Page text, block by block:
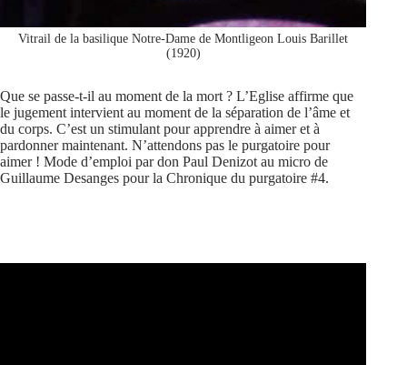
Vitrail de la basilique Notre-Dame de Montligeon Louis Barillet
(1920)
Que se passe-t-il au moment de la mort ? L’Eglise affirme que
le jugement intervient au moment de la séparation de l’âme et
du corps. C’est un stimulant pour apprendre à aimer et à
pardonner maintenant. N’attendons pas le purgatoire pour
aimer ! Mode d’emploi par don Paul Denizot au micro de
Guillaume Desanges pour la Chronique du purgatoire #4.